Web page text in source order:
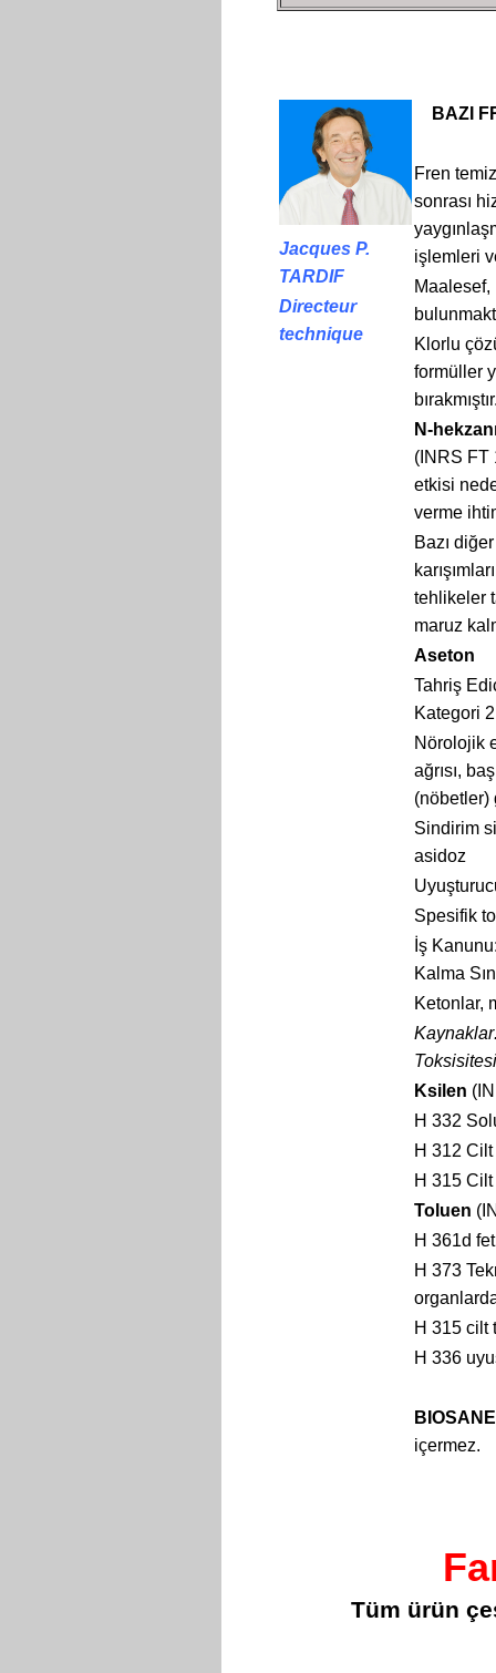
Jacques P.
TARDIF
Directeur
technique
BAZI
Fren
sonrası
işlemleri
Maalesef,
Klorlu
formüller
N-
(INRS FT
etkisi
verme
Bazı
tehlikeler
maruz
Aseton
Tahriş
Kategori 2
Nörolojik
ağrısı,
(nöbetler)
Sindirim
asidoz
Spesifik
İş
Kalma
Ketonlar,
Toksisitesi
Ksilen
H 332
H 312 Cilt
H 315
Toluen
H 361d
H 373
H 315 cilt
H 336
içermez.
Tüm ürün